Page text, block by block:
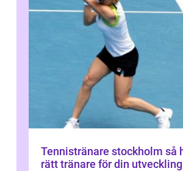
Tennistränare stockholm så hittar du
rätt tränare för din utveckling